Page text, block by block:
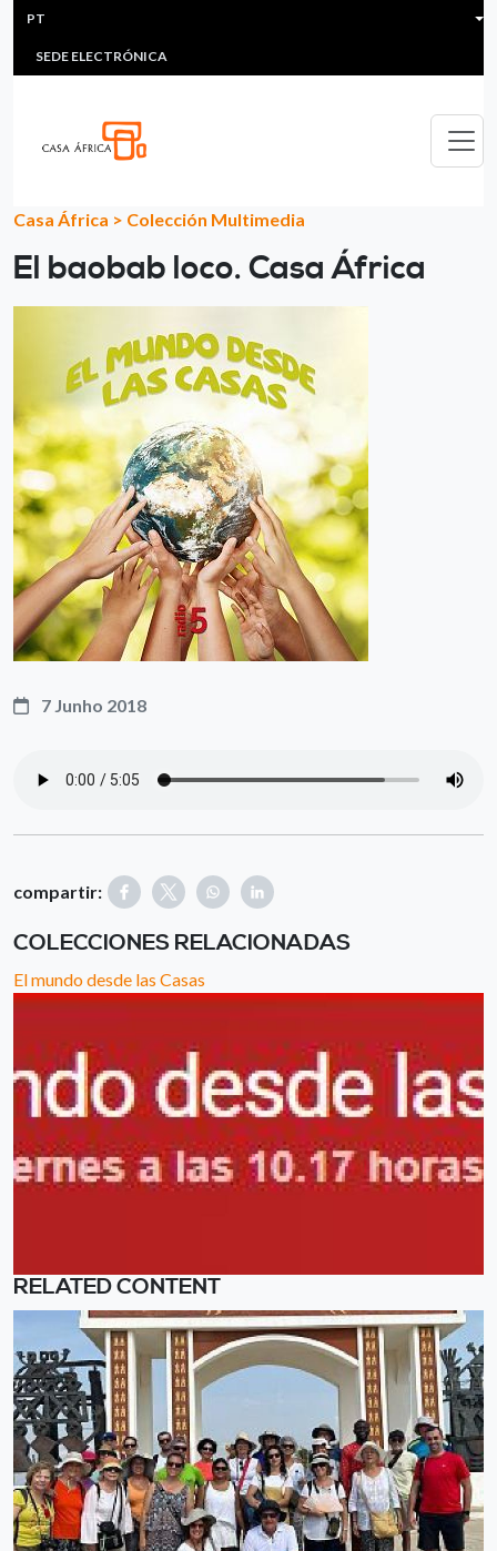
Passar para o conteúdo principal
HEADER MENU
MULTIMEDIA
SEDE ELECTRÓNICA
PT
Casa África > Colección Multimedia
El baobab loco. Casa África
7 Junho 2018
compartir:
COLECCIONES RELACIONADAS
El mundo desde las Casas
RELATED CONTENT